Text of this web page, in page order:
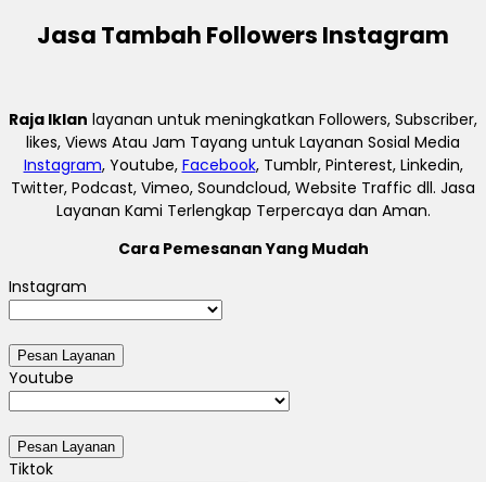
Jasa Tambah Followers Instagram
Raja Iklan layanan untuk meningkatkan Followers, Subscriber,
likes, Views Atau Jam Tayang untuk Layanan Sosial Media
Instagram, Youtube, Facebook, Tumblr, Pinterest, Linkedin,
Twitter, Podcast, Vimeo, Soundcloud, Website Traffic dll. Jasa
Layanan Kami Terlengkap Terpercaya dan Aman.
Cara Pemesanan Yang Mudah
Instagram
Youtube
Tiktok